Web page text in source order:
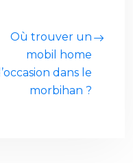
Où trouver un
mobil home
dans le
morbihan ?